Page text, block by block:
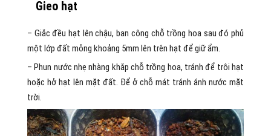
Gieo hạt
– Giắc đều hạt lên chậu, ban công chỗ trồng hoa sau đó phủ
một lớp đất mỏng khoảng 5mm lên trên hạt để giữ ẩm.
– Phun nước nhẹ nhàng khắp chỗ trồng hoa, tránh để trôi hạt
hoặc hở hạt lên mặt đất. Để ở chỗ mát tránh ánh nước mặt
trời.